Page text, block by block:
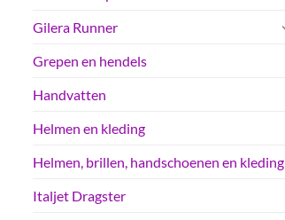
Gilera Runner
Grepen en hendels
Handvatten
Helmen en kleding
Helmen, brillen, handschoenen en kleding
Italjet Dragster